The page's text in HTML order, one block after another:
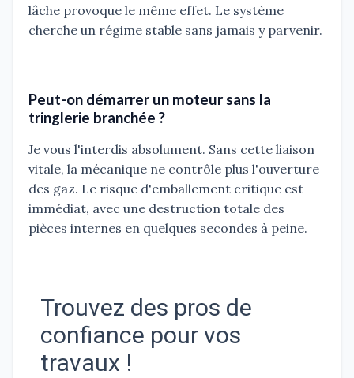
lâche provoque le même effet. Le système
cherche un régime stable sans jamais y parvenir.
Peut-on démarrer un moteur sans la
tringlerie branchée ?
Je vous l'interdis absolument. Sans cette liaison
vitale, la mécanique ne contrôle plus l'ouverture
des gaz. Le risque d'emballement critique est
immédiat, avec une destruction totale des
pièces internes en quelques secondes à peine.
Trouvez des pros de
confiance pour vos
travaux !